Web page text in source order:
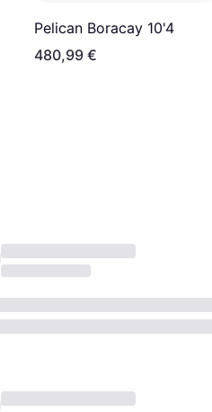
Pelican Boracay 10'4
480,99 €